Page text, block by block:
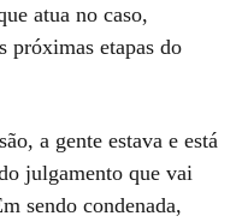
atua no caso,
próximas etapas do
a gente estava e está
julgamento que vai
sendo condenada,